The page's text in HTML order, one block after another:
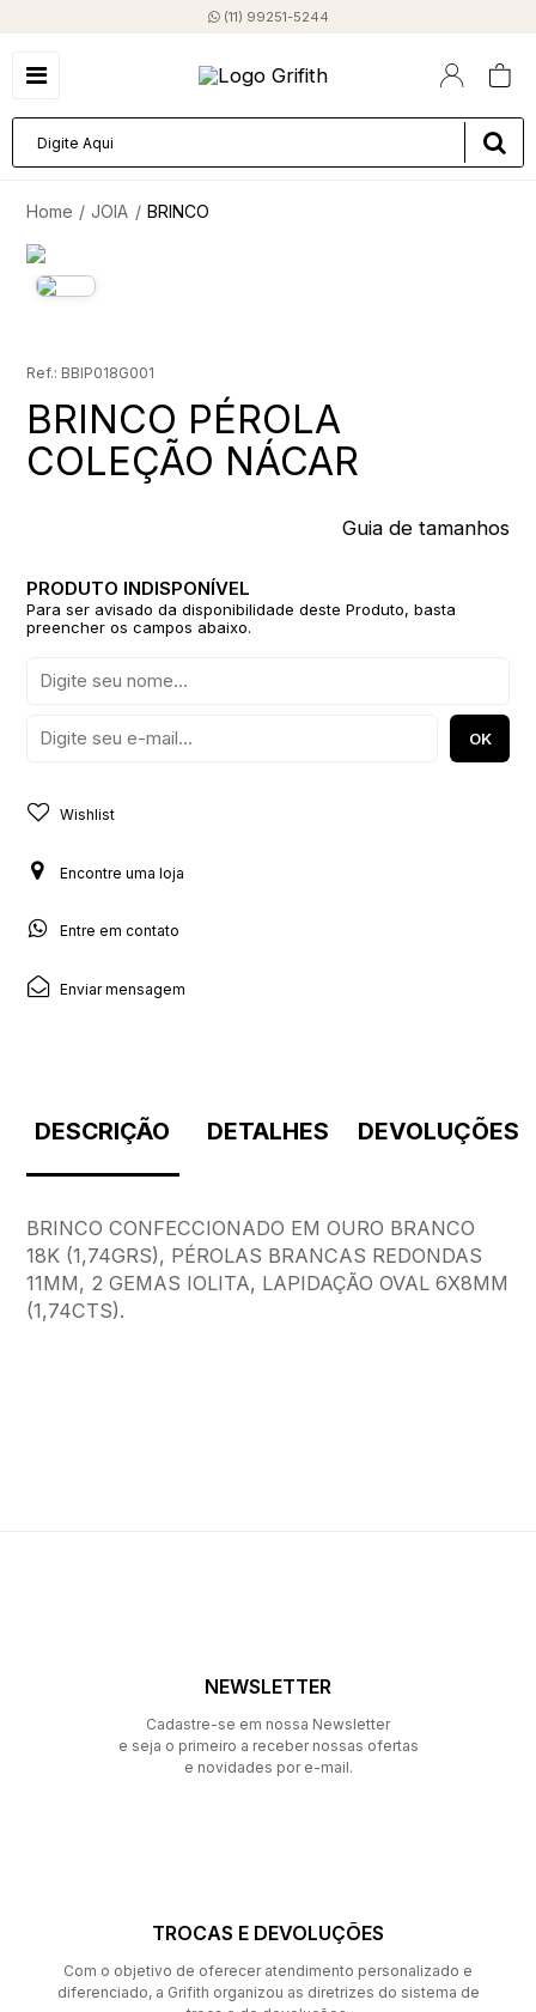
(11) 99251-5244
JOIA BRINCO
BBIP018G001
BRINCO PÉROLA
COLEÇÃO NÁCAR
Guia de tamanhos
Para ser avisado da disponibilidade deste Produto, basta
preencher os campos abaixo.
Wishlist
Encontre uma loja
Entre em contato
Enviar mensagem
DESCRIÇÃO DETALHES DEVOLUÇÕES
BRINCO CONFECCIONADO EM OURO BRANCO
18K (1,74GRS), PÉROLAS BRANCAS REDONDAS
11MM, 2 GEMAS IOLITA, LAPIDAÇÃO OVAL 6X8MM
(1,74CTS).
NEWSLETTER
Cadastre-se em nossa Newsletter
e seja o primeiro a receber nossas ofertas
e novidades por e-mail.
TROCAS E DEVOLUÇÕES
Com o objetivo de oferecer atendimento personalizado e
diferenciado, a Grifith organizou as diretrizes do sistema de